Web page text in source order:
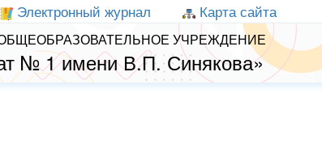
Электронный журнал Карта сайта
УЧРЕЖДЕНИЕ
№ 1 имени В.П. Синякова»